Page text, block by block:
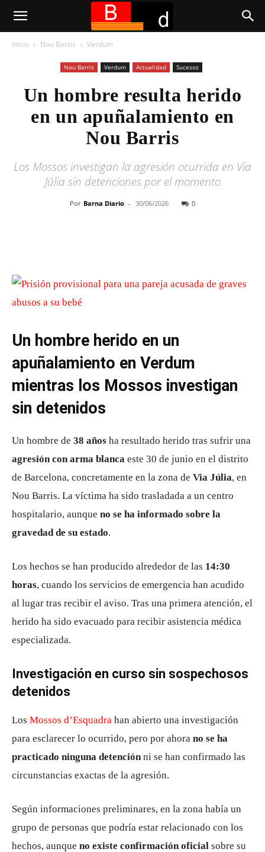
Inicio Nou Barris Verdum
Nou Barris Verdum Actualidad Sucesos
Un hombre resulta herido
en un apuñalamiento en
Nou Barris
Los Mossos investigan la agresión ocurrida en Via
Júlia sin detenciones por el momento
Por Barna Diario - 30/06/2026 0
Un hombre herido en un
apuñalamiento en Verdum
mientras los Mossos investigan
sin detenidos
Un hombre de 38 años ha resultado herido tras sufrir una
agresión con arma blanca este 30 de junio en el distrito
de Barcelona, concretamente en la zona de Via Júlia, en
Nou Barris. La víctima ha sido trasladada a un centro
hospitalario, aunque no se ha informado sobre la
gravedad de su estado.
Los hechos se han producido alrededor de las 14:30
horas, cuando los servicios de emergencia han acudido
al lugar tras recibir el aviso. Tras una primera atención, el
herido ha sido evacuado para recibir asistencia médica
especializada.
Investigación en curso sin sospechosos
detenidos
Los Mossos d’Esquadra han abierto una investigación
para esclarecer lo ocurrido, pero por ahora no se ha
practicado ninguna detenciónni se han confirmado las
circunstancias exactas de la agresión.
Según informaciones preliminares, en la zona había un
grupo de personas que podría estar relacionado con los
hechos, aunque no existe confirmación oficial sobre su